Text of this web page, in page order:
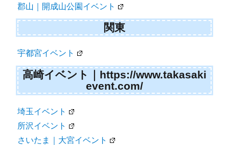
郡山｜開成山公園イベント
関東
宇都宮イベント
高崎イベント｜https://www.takasaki
event.com/
埼玉イベント
所沢イベント
さいたま｜大宮イベント